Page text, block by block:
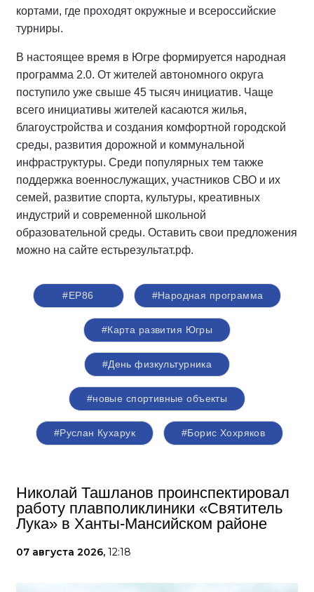
кортами, где проходят окружные и всероссийские
турниры.
В настоящее время в Югре формируется народная
программа 2.0. От жителей автономного округа
поступило уже свыше 45 тысяч инициатив. Чаще
всего инициативы жителей касаются жилья,
благоустройства и создания комфортной городской
среды, развития дорожной и коммунальной
инфраструктуры. Среди популярных тем также
поддержка военнослужащих, участников СВО и их
семей, развитие спорта, культуры, креативных
индустрий и современной школьной
образовательной среды. Оставить свои предложения
можно на сайте естьрезультат.рф.
#ЕР86 #Народная программа
#Карта развития Югры
#День физкультурника
#новые спортивные объекты
#Руслан Кухарук #Борис Хохряков
Николай Ташланов проинспектировал
работу плавполиклиники «Святитель
Лука» в Ханты-Мансийском районе
07 августа 2026, 12:18